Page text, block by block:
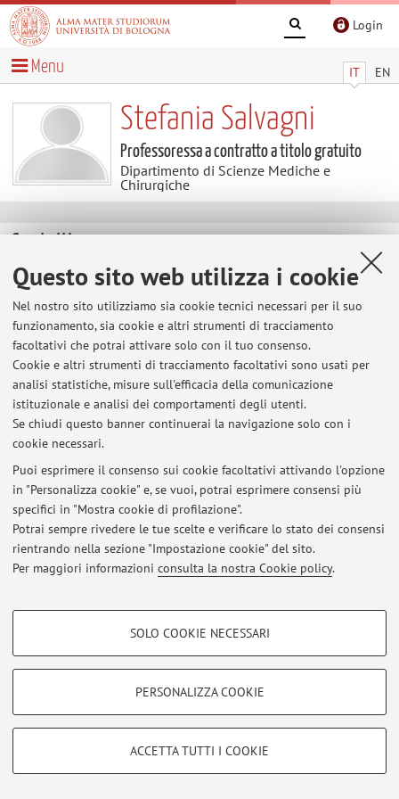
Questo sito web utilizza i cookie
Nel nostro sito utilizziamo sia cookie tecnici necessari per il suo
funzionamento, sia cookie e altri strumenti di tracciamento
facoltativi che potrai attivare solo con il tuo consenso.
Cookie e altri strumenti di tracciamento facoltativi sono usati per
analisi statistiche, misure sull'efficacia della comunicazione
istituzionale e analisi dei comportamenti degli utenti.
Se chiudi questo banner continuerai la navigazione solo con i
cookie necessari.
Puoi esprimere il consenso sui cookie facoltativi attivando l'opzione
in "Personalizza cookie" e, se vuoi, potrai esprimere consensi più
specifici in "Mostra cookie di profilazione".
Potrai sempre rivedere le tue scelte e verificare lo stato dei consensi
rientrando nella sezione "Impostazione cookie" del sito.
Per maggiori informazioni consulta la nostra Cookie policy.
COOKIE DI PROFILAZIONE - FACOLTATIVI
COOKIE TECNICI - NECESSARI
Si tratta di cookie tecnici utilizzati, a titolo esemplificativo, per il corretto
SOLO COOKIE NECESSARI
PERSONALIZZA COOKIE
ACCETTA TUTTI I COOKIE
Login
IT EN
Menu
Stefania Salvagni
Professoressa a contratto a titolo gratuito
Dipartimento di Scienze Mediche e
Chirurgiche
Contatti
E-mail:
stefania.salvagni2@unibo.it
Tel:
+39 051 2142203
Dipartimento di Scienze Mediche e Chirurgiche
Via Massarenti 9, Bologna -Vai alla mappa
Ultimi avvisi
Al momento non sono presenti avvisi.
Accedi tramiteloginper gestire tutti i contenuti del sito.
© 2026 - ALMA MATER STUDIORUM - Università di Bologna - Via
|Note legali |Impostazioni Cookie